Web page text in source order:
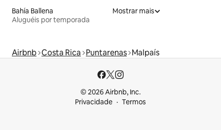
Bahía Ballena
Aluguéis por temporada
Mostrar mais
Airbnb Costa Rica Puntarenas Malpaís
© 2026 Airbnb, Inc.
Privacidade
Termos